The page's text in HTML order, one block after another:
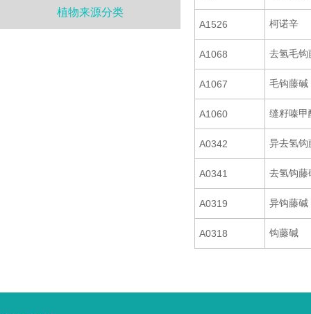
植物来源分类
A1526 柯诺辛
A1068 去氢毛钩
A1067 毛钩藤碱
A1060 缝籽嗪甲
A0342 异去氢钩
A0341 去氢钩藤
A0319 异钩藤碱
A0318 钩藤碱